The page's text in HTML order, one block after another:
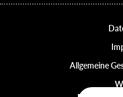
Allgemeine